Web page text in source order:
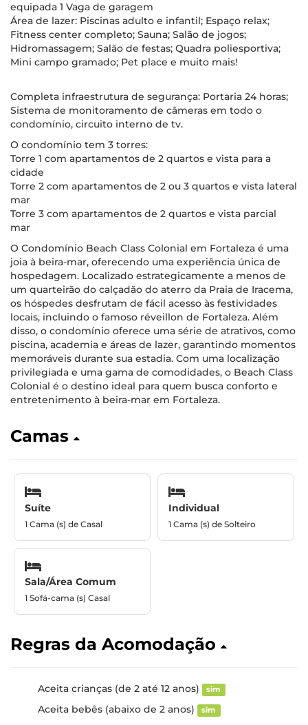
equipada 1 Vaga de garagem
Área de lazer: Piscinas adulto e infantil; Espaço relax;
Fitness center completo; Sauna; Salão de jogos;
Hidromassagem; Salão de festas; Quadra poliesportiva;
Mini campo gramado; Pet place e muito mais!
Completa infraestrutura de segurança: Portaria 24 horas;
Sistema de monitoramento de câmeras em todo o
condomínio, circuito interno de tv.
O condomínio tem 3 torres:
Torre 1 com apartamentos de 2 quartos e vista para a
cidade
Torre 2 com apartamentos de 2 ou 3 quartos e vista lateral
mar
Torre 3 com apartamentos de 2 quartos e vista parcial
mar
O Condomínio Beach Class Colonial em Fortaleza é uma
joia à beira-mar, oferecendo uma experiência única de
hospedagem. Localizado estrategicamente a menos de
um quarteirão do calçadão do aterro da Praia de Iracema,
os hóspedes desfrutam de fácil acesso às festividades
locais, incluindo o famoso réveillon de Fortaleza. Além
disso, o condomínio oferece uma série de atrativos, como
piscina, academia e áreas de lazer, garantindo momentos
memoráveis durante sua estadia. Com uma localização
privilegiada e uma gama de comodidades, o Beach Class
Colonial é o destino ideal para quem busca conforto e
entretenimento à beira-mar em Fortaleza.
Camas
Suíte
1 Cama (s) de Casal
Individual
1 Cama (s) de Solteiro
Sala/Área Comum
1 Sofá-cama (s) Casal
Regras da Acomodação
Aceita crianças (de 2 até 12 anos) sim
Aceita bebês (abaixo de 2 anos) sim